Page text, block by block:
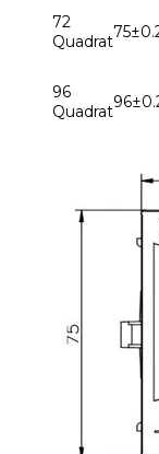
72
Quadrat
96
Quadrat